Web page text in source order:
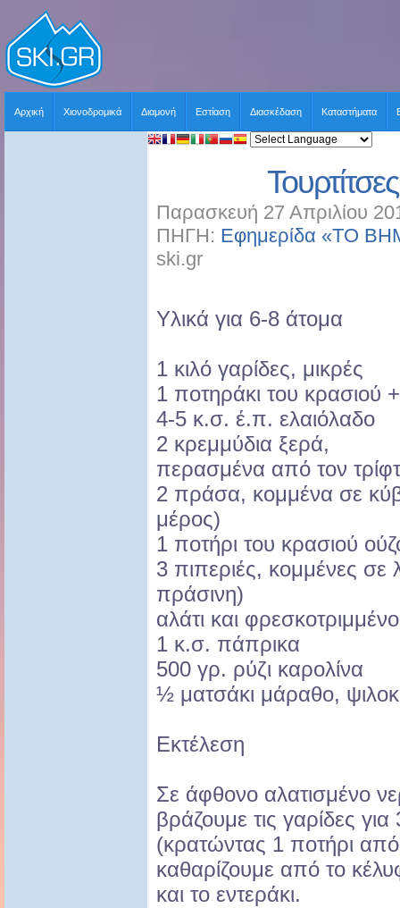
Αρχική Χιονοδρομικά Διαμονή Εστίαση Διασκέδαση Καταστήματα
Παρασκευή 27 Απριλίου
ΠΗΓΗ: Εφημερίδα «ΤΟ
ski.gr
Υλικά για 6-8 άτομα
1 κιλό γαρίδες, μικρές
1 ποτηράκι του κρασιού +
4-5 κ.σ. έ.π. ελαιόλαδο
2 κρεμμύδια ξερά,
περασμένα από τον
2 πράσα, κομμένα σε
μέρος)
1 ποτήρι του κρασιού
3 πιπεριές, κομμένες σε
πράσινη)
αλάτι και
1 κ.σ. πάπρικα
500 γρ. ρύζι καρολίνα
½ ματσάκι μάραθο,
Εκτέλεση
Σε άφθονο αλατισμένο
βράζουμε τις γαρίδες
(κρατώντας 1 ποτήρι από
καθαρίζουμε από το
και το εντεράκι.